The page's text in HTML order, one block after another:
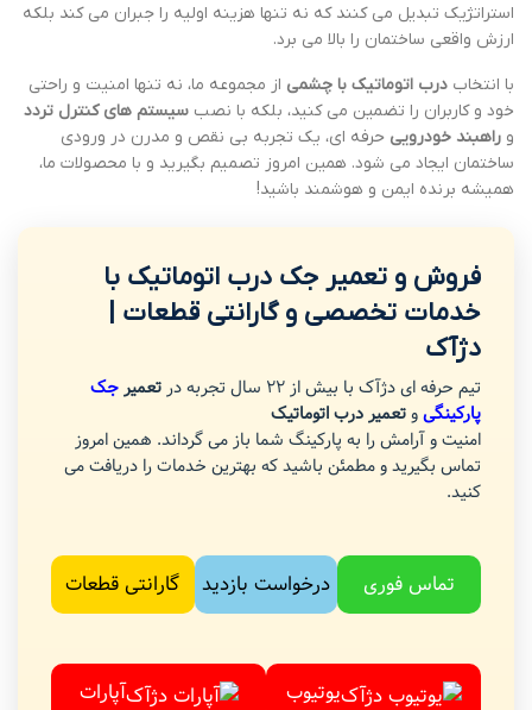
استراتژیک تبدیل می کنند که نه تنها هزینه اولیه را جبران می کند بلکه
ارزش واقعی ساختمان را بالا می برد.
با انتخاب درب اتوماتیک با چشمی از مجموعه ما، نه تنها امنیت و راحتی
خود و کاربران را تضمین می کنید، بلکه با نصب سیستم های کنترل تردد
و راهبند خودرویی حرفه ای، یک تجربه بی نقص و مدرن در ورودی
ساختمان ایجاد می شود. همین امروز تصمیم بگیرید و با محصولات ما،
همیشه برنده ایمن و هوشمند باشید!
فروش و تعمیر جک درب اتوماتیک با
خدمات تخصصی و گارانتی قطعات |
دژآک
تیم حرفه ای دژآک با بیش از 22 سال تجربه در تعمیرجک
پارکینگیوتعمیر درب اتوماتیک
امنیت و آرامش را به پارکینگ شما باز می گرداند. همین امروز
تماس بگیرید و مطمئن باشید که بهترین خدمات را دریافت می
کنید.
تماس فوری درخواست بازدید گارانتی قطعات
یوتیوب آپارات